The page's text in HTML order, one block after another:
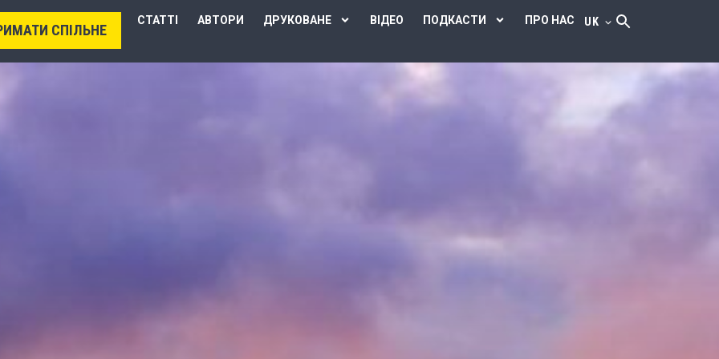
СПІЛЬНЕ
СТАТТІ АВТОРИ ДРУКОВАНЕ ВІДЕО ПОДКАСТИ ПРО НАС UK